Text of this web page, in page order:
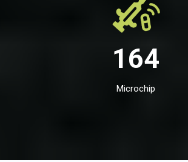
164
Microchip